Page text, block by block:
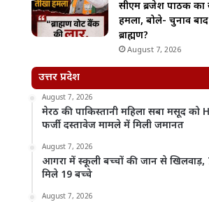
सीएम ब्रजेश पाठक का
हमला, बोले- चुनाव
ब्राह्मण?
August 7, 2026
उत्तर प्रदेश
August 7, 2026
मेरठ की पाकिस्तानी महिला सबा मसूद को
फर्जी दस्तावेज मामले में मिली जमानत
August 7, 2026
आगरा में स्कूली बच्चों की जान से खिलवाड़,
मिले 19 बच्चे
August 7, 2026